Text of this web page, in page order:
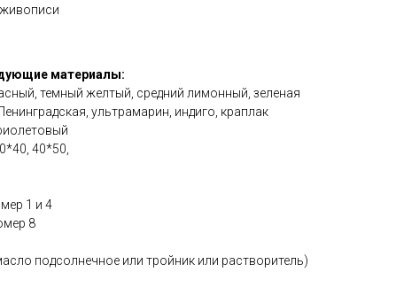
материалы:
темный желтый, средний лимонный, зеленая
ультрамарин, индиго, краплак
40*50,
1 и 4
8
подсолнечное или тройник или растворитель)